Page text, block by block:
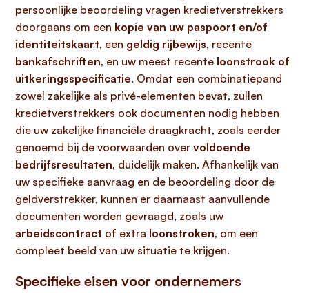
persoonlijke beoordeling vragen kredietverstrekkers
doorgaans om een kopie van uw paspoort en/of
identiteitskaart, een geldig rijbewijs, recente
bankafschriften, en uw meest recente loonstrook of
uitkeringsspecificatie. Omdat een combinatiepand
zowel zakelijke als privé-elementen bevat, zullen
kredietverstrekkers ook documenten nodig hebben
die uw zakelijke financiële draagkracht, zoals eerder
genoemd bij de voorwaarden over voldoende
bedrijfsresultaten, duidelijk maken. Afhankelijk van
uw specifieke aanvraag en de beoordeling door de
geldverstrekker, kunnen er daarnaast aanvullende
documenten worden gevraagd, zoals uw
arbeidscontract of extra loonstroken, om een
compleet beeld van uw situatie te krijgen.
Specifieke eisen voor ondernemers